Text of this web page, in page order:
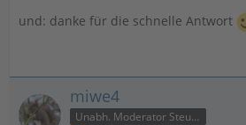
und: danke für die schnelle Antwort
miwe4
Unabh. Moderator Steuer